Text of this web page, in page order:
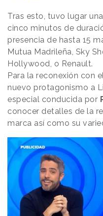
Tras esto, tuvo lugar
cinco minutos de
presencia de hasta 15
Mutua Madrileña, Sky
Hollywood, o Renault.
Para la reconexión con
nuevo protagonismo a
especial conducida por
conocer detalles de la
marca así como su